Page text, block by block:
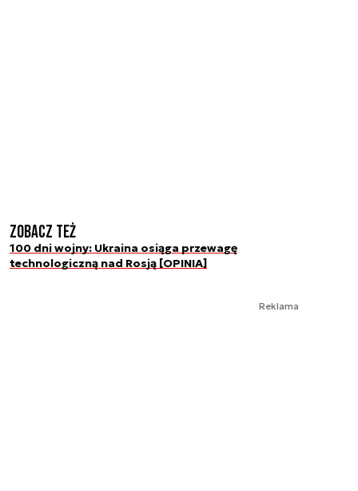
Zobacz też
100 dni wojny: Ukraina osiąga przewagę
technologiczną nad Rosją [OPINIA]
Reklama